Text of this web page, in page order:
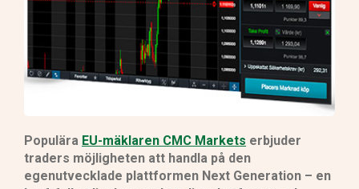
Populära EU-mäklaren CMC Markets erbjuder
traders möjligheten att handla på den
egenutvecklade plattformen Next Generation – en